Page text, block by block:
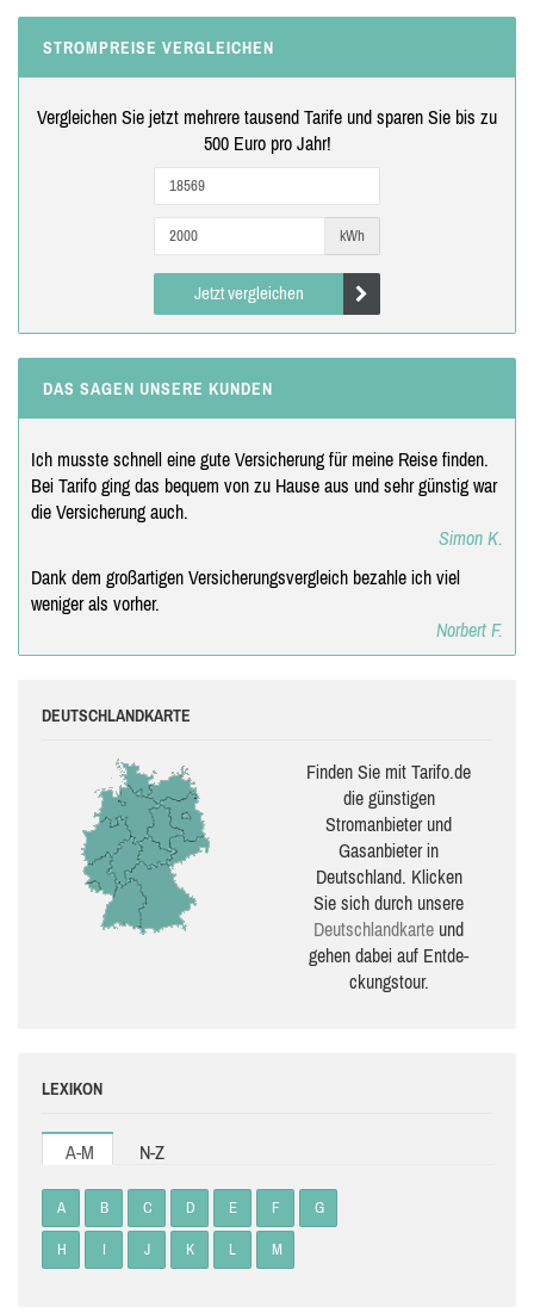
STROMPREISE VERGLEICHEN
Vergleichen Sie jetzt mehrere tausend Tarife und sparen Sie bis zu
500 Euro pro Jahr!
kWh
Jetzt vergleichen
DAS SAGEN UNSERE KUNDEN
Ich musste schnell eine gute Versicherung für meine Reise finden.
Bei Tarifo ging das bequem von zu Hause aus und sehr günstig war
die Versicherung auch.
Simon K.
Dank dem großartigen Versicherungsvergleich bezahle ich viel
weniger als vorher.
Norbert F.
DEUTSCHLANDKARTE
Finden Sie mit Tarifo.de
die güns­ti­gen
Stromanbieter und
Gasanbieter in
Deutschland. Klicken
Sie sich durch unsere
Deutsch­land­karte und
gehen dabei auf Ent­de­
ckungs­tour.
LEXIKON
A-M N-Z
A B C D E F G
H I J K L M